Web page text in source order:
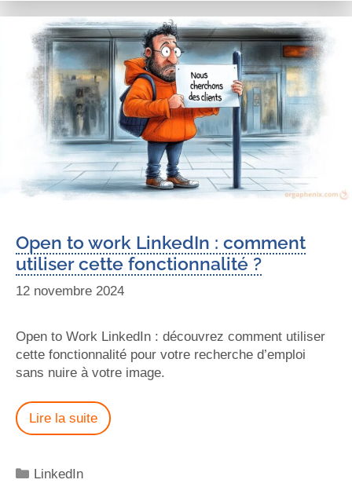
Open to work LinkedIn : comment
utiliser cette fonctionnalité ?
12 novembre 2024
Open to Work LinkedIn : découvrez comment utiliser
cette fonctionnalité pour votre recherche d’emploi
sans nuire à votre image.
Lire la suite
LinkedIn